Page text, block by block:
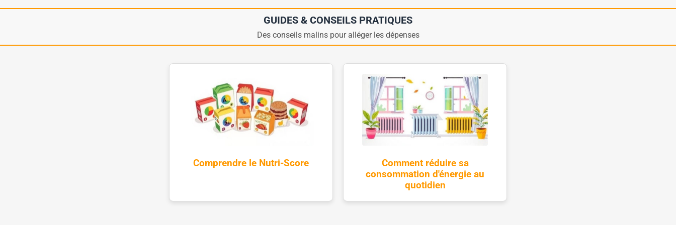
GUIDES & CONSEILS PRATIQUES
Des conseils malins pour alléger les dépenses
Comprendre le Nutri-Score
Comment réduire sa
consommation d'énergie au
quotidien